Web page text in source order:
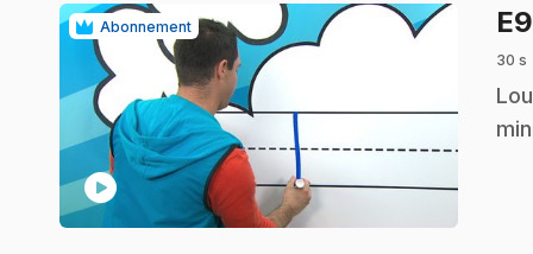
Abonnement
play_circle
E9
30 s
.